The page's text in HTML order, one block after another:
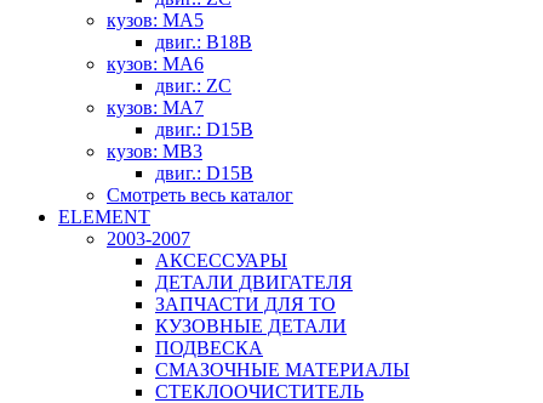
кузов: MA5
двиг.: B18B
кузов: MA6
двиг.: ZC
кузов: MA7
двиг.: D15B
кузов: MB3
двиг.: D15B
Смотреть весь каталог
ELEMENT
2003-2007
АКСЕССУАРЫ
ДЕТАЛИ ДВИГАТЕЛЯ
ЗАПЧАСТИ ДЛЯ ТО
КУЗОВНЫЕ ДЕТАЛИ
ПОДВЕСКА
СМАЗОЧНЫЕ МАТЕРИАЛЫ
СТЕКЛООЧИСТИТЕЛЬ